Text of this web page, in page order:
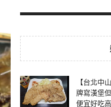
【台北中
牌寫漢堡
便宜好吃